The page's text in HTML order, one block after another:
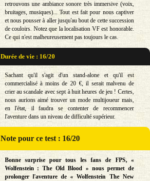
retrouvons une ambiance sonore très immersive (voix,
bruitages, musiques)... Tout est fait pour nous captiver
et nous pousser à aller jusqu'au bout de cette succession
de couloirs. Notez que la localisation VF est honorable.
Ce qui n'est malheureusement pas toujours le cas.
Durée de vie : 16/20
Sachant qu'il s'agit d'un stand-alone et qu'il est
commercialisé à moins de 20 €, il serait malvenu de
crier au scandale avec sept à huit heures de jeu ! Certes,
nous aurions aimé trouver un mode multijoueur mais,
en l'état, il faudra se contenter de recommencer
l'aventure dans un niveau de difficulté supérieur.
Notepour ce test : 16/20
Bonne surprise pour tous les fans de FPS, «
Wolfenstein : The Old Blood » nous permet de
prolonger l'aventure de « Wolfenstein The New